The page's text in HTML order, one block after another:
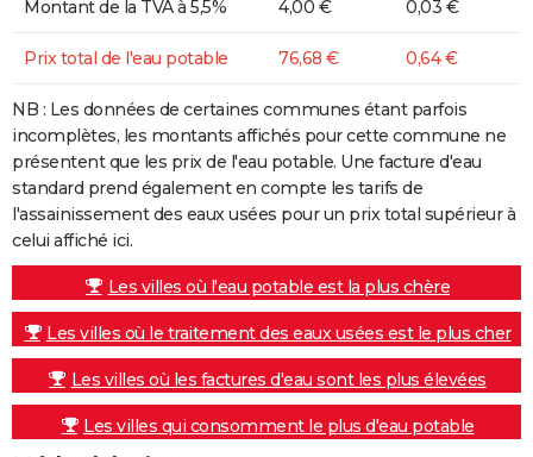
Montant de la TVA à 5,5% 4,00 € 0,03 €
Prix total de l'eau potable 76,68 € 0,64 €
NB : Les données de certaines communes étant parfois
incomplètes, les montants affichés pour cette commune ne
présentent que les prix de l'eau potable. Une facture d'eau
standard prend également en compte les tarifs de
l'assainissement des eaux usées pour un prix total supérieur à
celui affiché ici.
Les villes où l'eau potable est la plus chère
Les villes où le traitement des eaux usées est le plus cher
Les villes où les factures d'eau sont les plus élevées
Les villes qui consomment le plus d'eau potable